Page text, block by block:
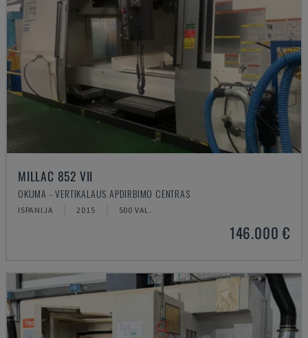
MILLAC 852 VII
OKUMA - VERTIKALAUS APDIRBIMO CENTRAS
ISPANIJA 2015 500 VAL.
146.000 €